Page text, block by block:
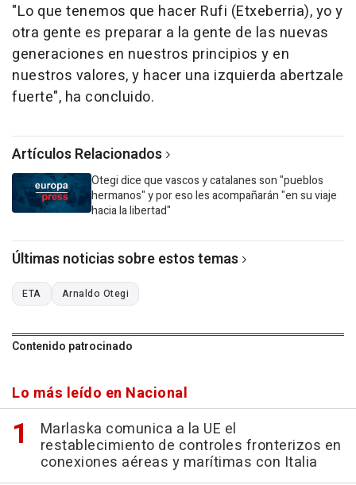
"Lo que tenemos que hacer Rufi (Etxeberria), yo y
otra gente es preparar a la gente de las nuevas
generaciones en nuestros principios y en
nuestros valores, y hacer una izquierda abertzale
fuerte", ha concluido.
Artículos Relacionados
Otegi dice que vascos y catalanes son "pueblos
hermanos" y por eso les acompañarán "en su viaje
hacia la libertad"
Últimas noticias sobre estos temas
ETA Arnaldo Otegi
Contenido patrocinado
Lo más leído en Nacional
Marlaska comunica a la UE el
restablecimiento de controles fronterizos en
conexiones aéreas y marítimas con Italia